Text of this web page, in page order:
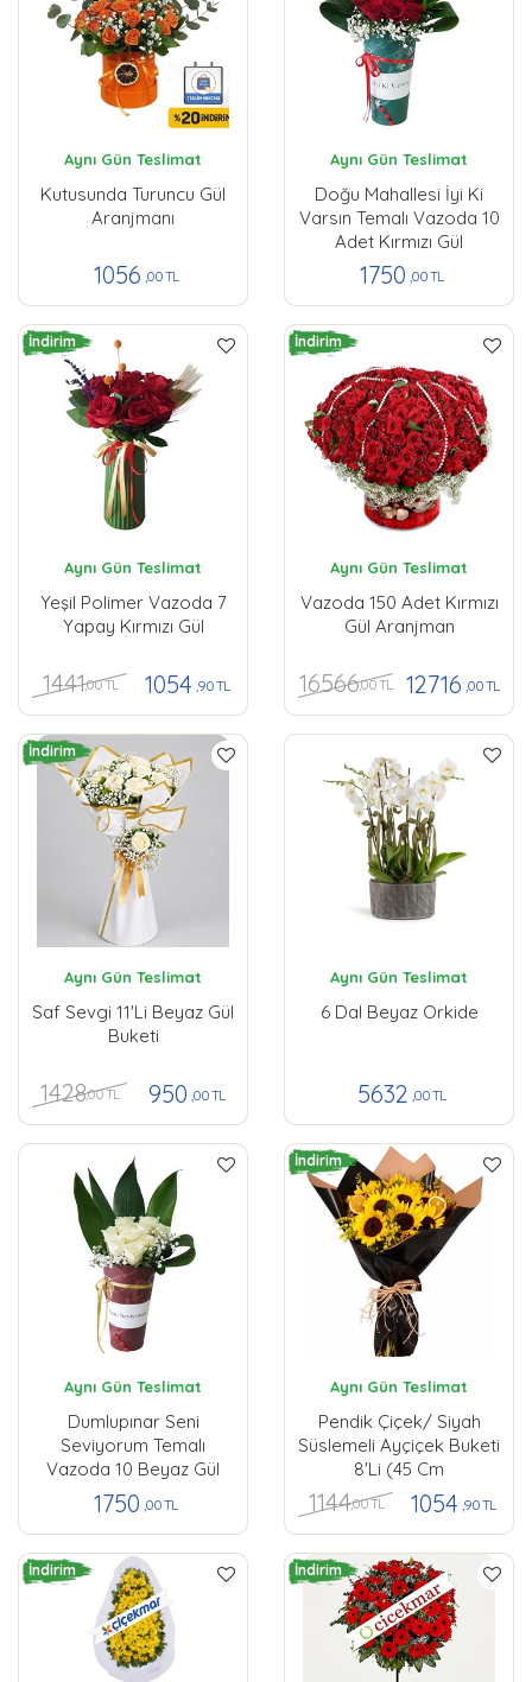
Aynı Gün Teslimat
Kutusunda Turuncu Gül
Aranjmanı
1056 ,00 TL
Aynı Gün Teslimat
Doğu Mahallesi İyi Ki
Varsın Temalı Vazoda 10
Adet Kırmızı Gül
1750 ,00 TL
İndirim
Aynı Gün Teslimat
Yeşil Polimer Vazoda 7
Yapay Kırmızı Gül
1441,00 TL 1054 ,90 TL
İndirim
Aynı Gün Teslimat
Vazoda 150 Adet Kırmızı
Gül Aranjman
16566,00 TL 12716 ,00 TL
İndirim
Aynı Gün Teslimat
Saf Sevgi 11'li Beyaz Gül
Buketi
1428,00 TL 950 ,00 TL
Aynı Gün Teslimat
6 Dal Beyaz Orkide
5632 ,00 TL
Aynı Gün Teslimat
Dumlupınar Seni
Seviyorum Temalı
Vazoda 10 Beyaz Gül
1750 ,00 TL
İndirim
Aynı Gün Teslimat
Pendik Çiçek/ Siyah
Süslemeli Ayçiçek Buketi
8'li (45 Cm
1144,00 TL 1054 ,90 TL
İndirim İndirim